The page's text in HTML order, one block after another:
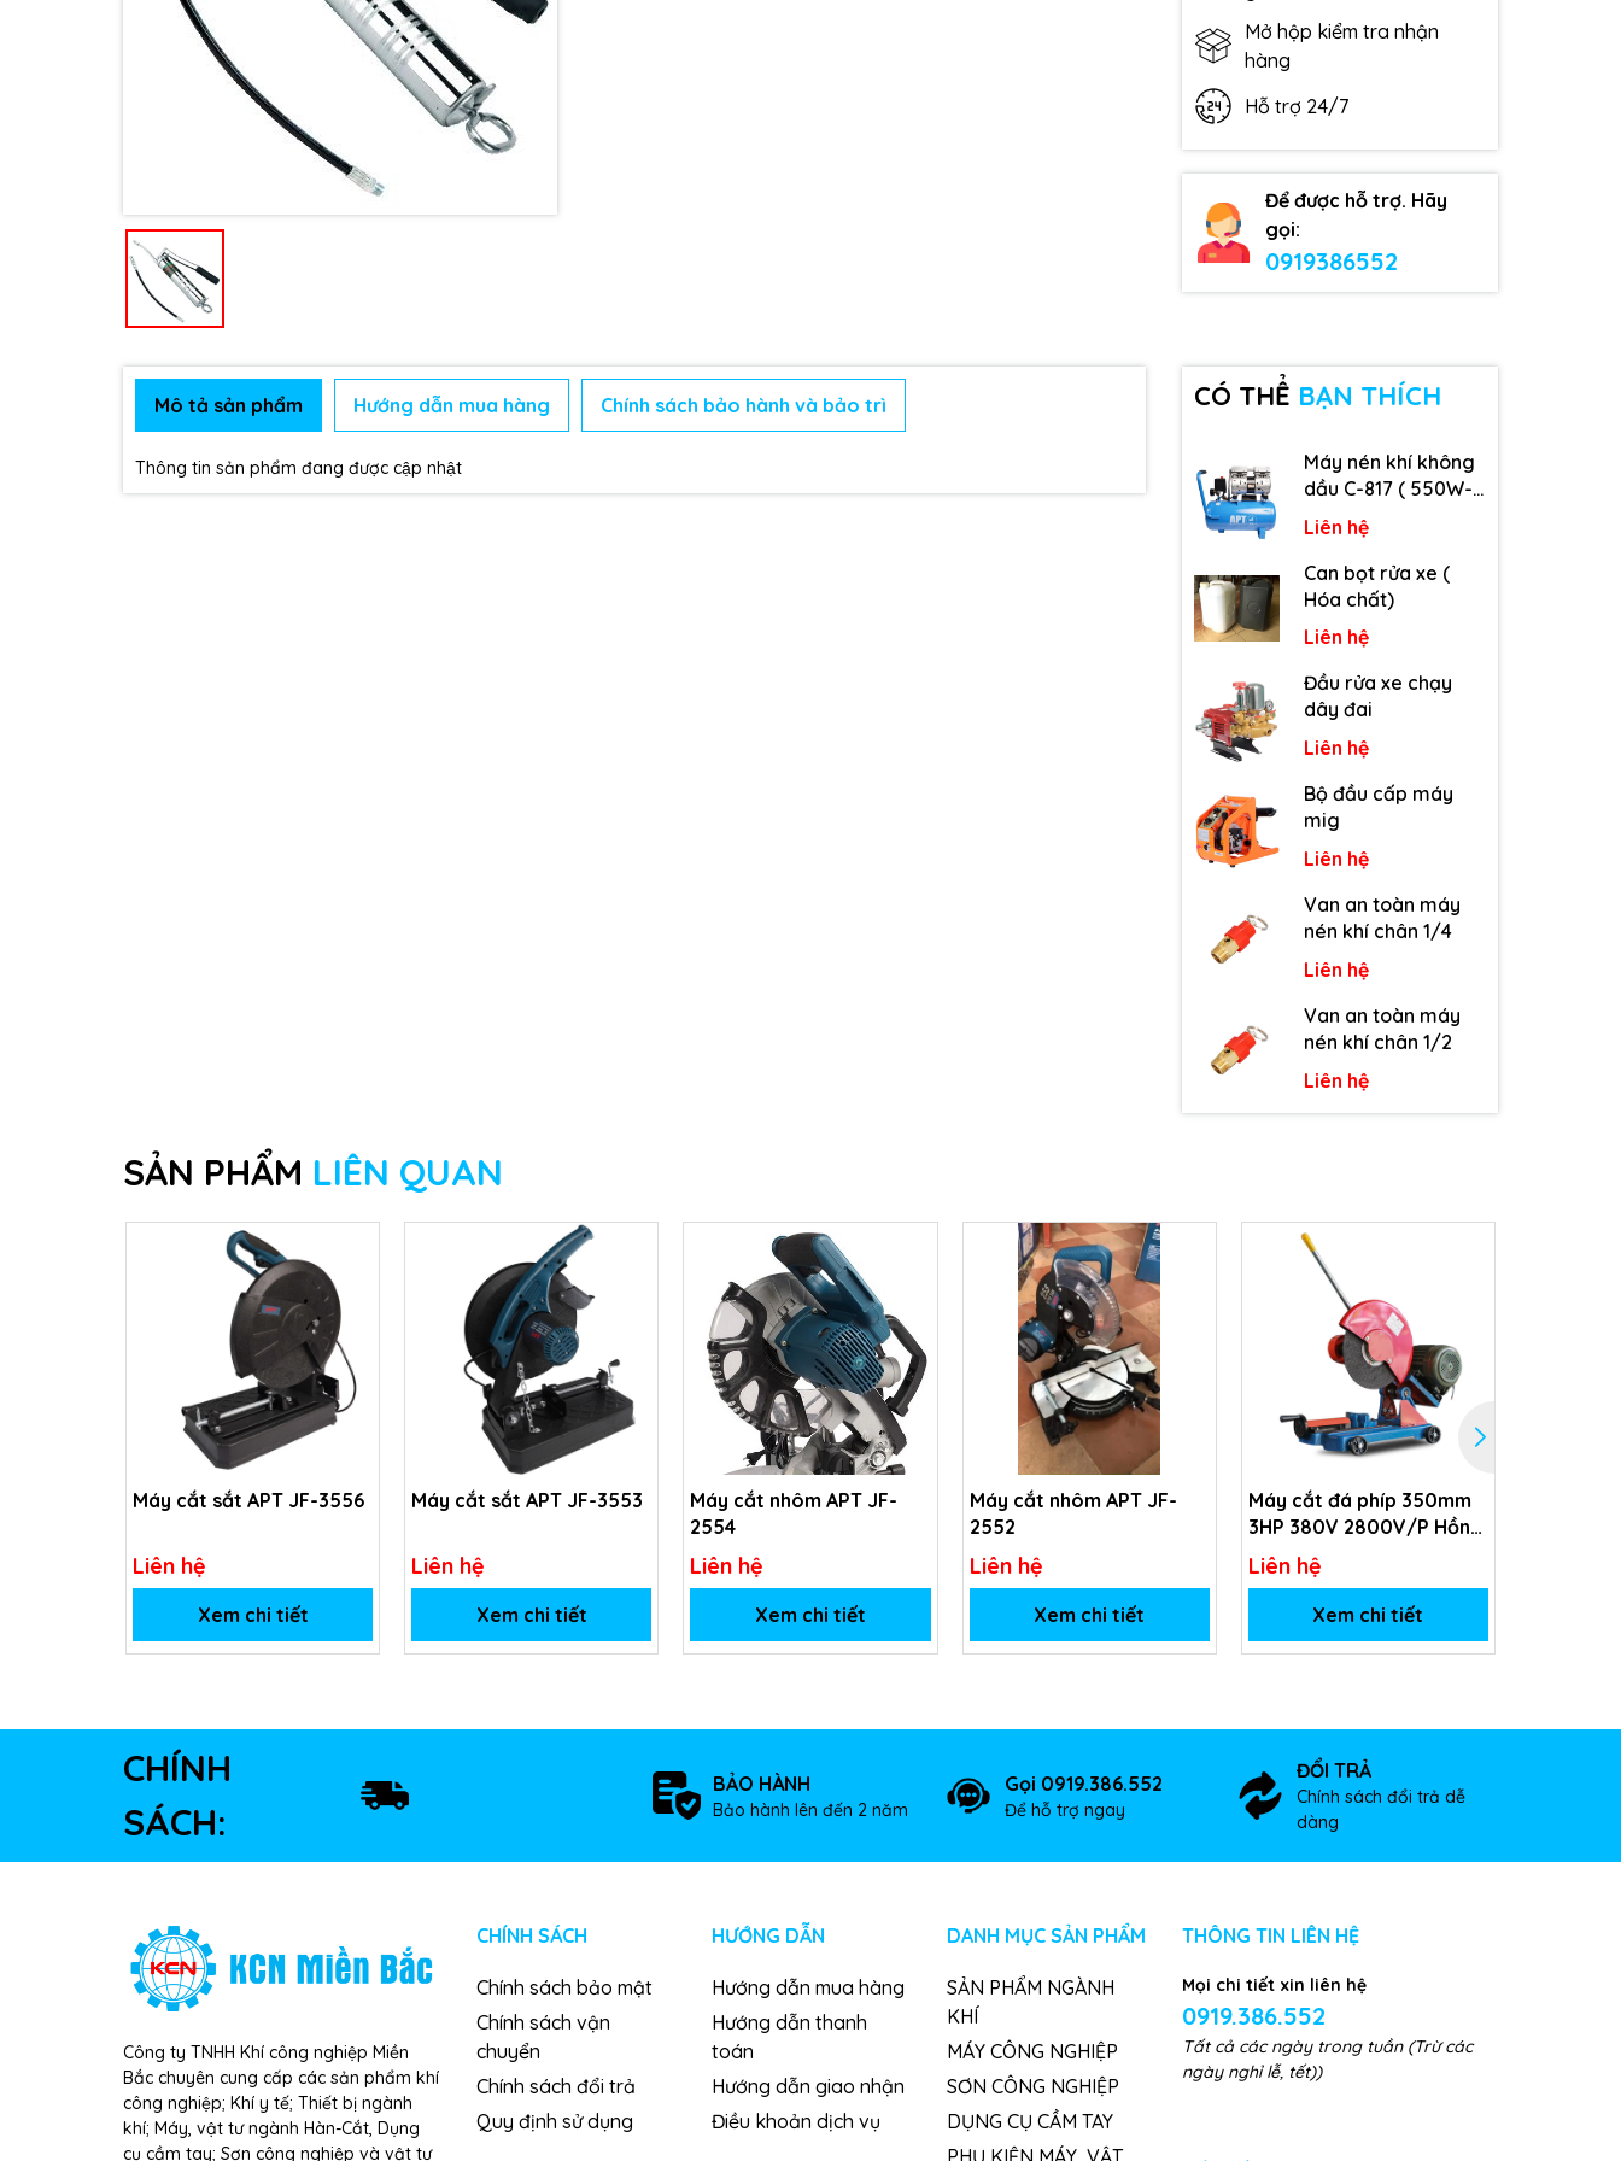
Mở hộp kiểm tra nhận
hàng
Hỗ trợ 24/7
Để được hỗ trợ. Hãy
gọi:
0919386552
Mô tả sản phẩm Hướng dẫn mua hàng Chính sách bảo hành và bảo trì
Thông tin sản phẩm đang được cập nhật
CÓ THỂ BẠN THÍCH
Máy nén khí không
dầu C-817 ( 550W-
9L )
Liên hệ
Can bọt rửa xe (
Hóa chất)
Liên hệ
Đầu rửa xe chạy
dây đai
Liên hệ
Bộ đầu cấp máy
mig
Liên hệ
Van an toàn máy
nén khí chân 1/4
Liên hệ
Van an toàn máy
nén khí chân 1/2
Liên hệ
SẢN PHẨM LIÊN QUAN
Máy cắt sắt APT JF-3556
Liên hệ
Xem chi tiết
Máy cắt sắt APT JF-3553
Liên hệ
Xem chi tiết
Máy cắt nhôm APT JF-
2554
Liên hệ
Xem chi tiết
Máy cắt nhôm APT JF-
2552
Liên hệ
Xem chi tiết
Máy cắt đá phíp 350mm
3HP 380V 2800V/P Hồng
Ký
Liên hệ
Xem chi tiết
CHÍNH
SÁCH:
BẢO HÀNH
Bảo hành lên đến 2 năm
Gọi 0919.386.552
Để hỗ trợ ngay
ĐỔI TRẢ
Chính sách đổi trả dễ
dàng
Công ty TNHH Khí công nghiệp Miền
Bắc chuyên cung cấp các sản phẩm khí
công nghiệp; Khí y tế; Thiết bị ngành
khí; Máy, vật tư ngành Hàn-Cắt, Dụng
cụ cầm tay; Sơn công nghiệp và vật tư
CHÍNH SÁCH
Chính sách bảo mật
Chính sách vận
chuyển
Chính sách đổi trả
Quy định sử dụng
HƯỚNG DẪN
Hướng dẫn mua hàng
Hướng dẫn thanh
toán
Hướng dẫn giao nhận
Điều khoản dịch vụ
DANH MỤC SẢN PHẨM
SẢN PHẨM NGÀNH
KHÍ
MÁY CÔNG NGHIỆP
SƠN CÔNG NGHIỆP
DỤNG CỤ CẦM TAY
THÔNG TIN LIÊN HỆ
Mọi chi tiết xin liên hệ
0919.386.552
Tất cả các ngày trong tuần (Trừ các
ngày nghỉ lễ, tết))